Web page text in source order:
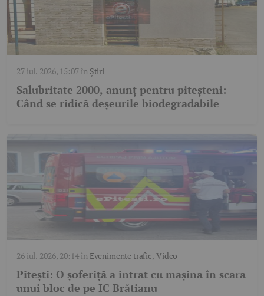
27 iul. 2026, 15:07în Știri
Salubritate 2000, anunț pentru piteșteni:
Când se ridică deșeurile biodegradabile
26 iul. 2026, 20:14în Evenimente trafic, Video
Pitești: O șoferiță a intrat cu mașina în scara
unui bloc de pe IC Brătianu